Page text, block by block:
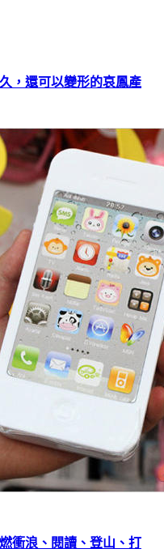
，還可以變形的哀鳳產
衝浪、閱讀、登山、打